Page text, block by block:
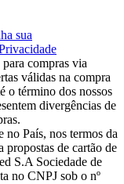
sua
compras via
válidas na compra
o término dos nossos
divergências de
País, nos termos da
de cartão de
S.A Sociedade de
no CNPJ sob o nº